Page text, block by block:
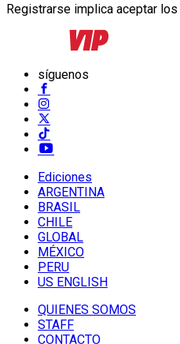
Registrarse implica aceptar los
síguenos
Ediciones
ARGENTINA
BRASIL
CHILE
GLOBAL
MÉXICO
PERU
US ENGLISH
QUIENES SOMOS
STAFF
CONTACTO